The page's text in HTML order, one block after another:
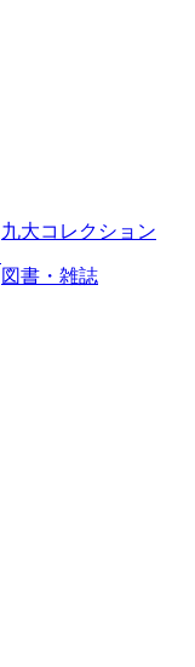
九大コレクション
図書・雑誌